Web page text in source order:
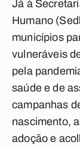
Já à
Humano
municípios
vulneráveis
pela
saúde e de
campanhas
nascimento,
adoção e